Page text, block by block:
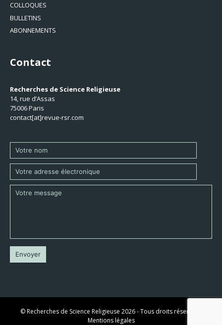
COLLOQUES
BULLETINS
ABONNEMENTS
Contact
Recherches de Science Religieuse
14, rue d’Assas
75006 Paris
contact[at]revue-rsr.com
© Recherches de Science Religieuse 2026 - Tous droits réservés -
Mentions légales